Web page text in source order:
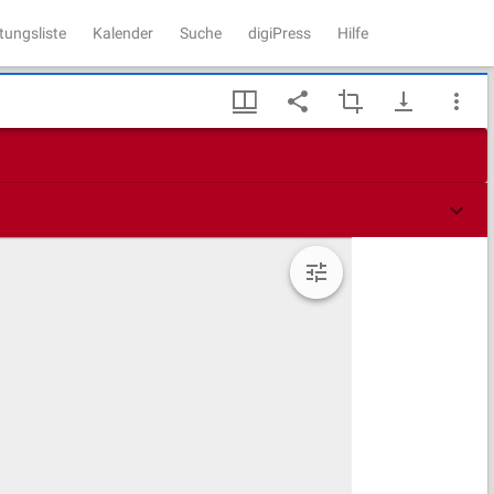
Kalender Suche digiPress Hilfe